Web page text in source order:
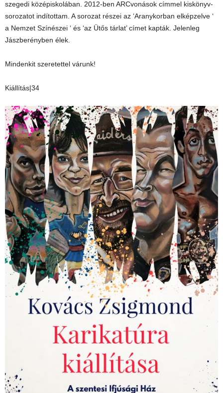
szegedi középiskolában. 2012-ben ARCvonások címmel kiskönyv-
sorozatot indítottam. A sorozat részei az ‘Aranykorban elképzelve ‘
a Nemzet Színészei ‘ és ‘az Ütős tárlat’ címet kapták. Jelenleg
Jászberényben élek.
Mindenkit szeretettel várunk!
Kiállítás|34